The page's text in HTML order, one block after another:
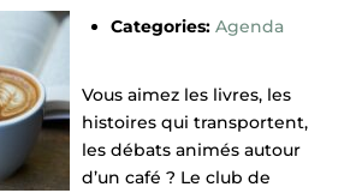
Categories: Agenda
Vous aimez les livres, les
histoires qui transportent,
les débats animés autour
d’un café ? Le club de